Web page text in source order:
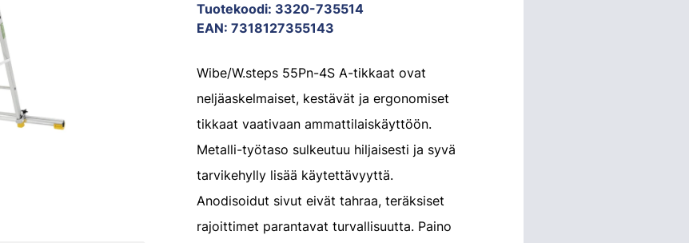
Tuotekoodi: 3320-735514
EAN: 7318127355143
Wibe/W.steps 55Pn-4S A-tikkaat ovat
neljäaskelmaiset, kestävät ja ergonomiset
tikkaat vaativaan ammattilaiskäyttöön.
Metalli-työtaso sulkeutuu hiljaisesti ja syvä
tarvikehylly lisää käytettävyyttä.
Anodisoidut sivut eivät tahraa, teräksiset
rajoittimet parantavat turvallisuutta. Paino